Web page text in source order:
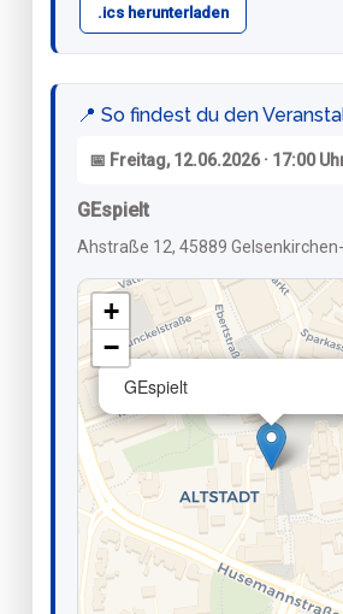
.ics herunterladen
📍 So findest du den
📅 Freitag, 12.06.2026 · 17:00
GEspielt
Ahstraße 12, 45889
GEspielt
+
−